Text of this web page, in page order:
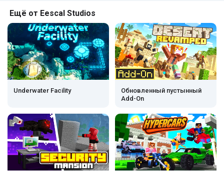
Ещё от Eescal Studios
Underwater Facility
Обновленный пустынный
Add-On